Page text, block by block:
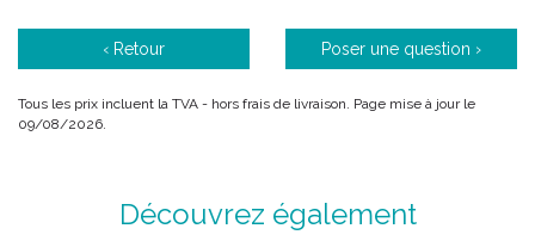
‹ Retour Poser une question ›
Tous les prix incluent la TVA - hors frais de livraison. Page mise à jour le
09/08/2026.
Découvrez également